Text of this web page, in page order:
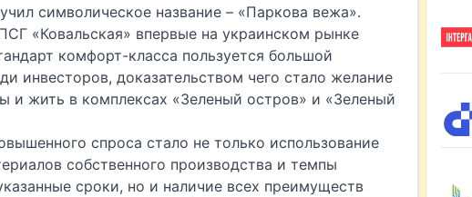
символическое название – «Паркова вежа».
«Ковальская» впервые на украинском рынке
комфорт-класса пользуется большой
инвесторов, доказательством чего стало желание
и жить в комплексах «Зеленый остров» и «Зеленый
спроса стало не только использование
собственного производства и темпы
сроки, но и наличие всех преимуществ